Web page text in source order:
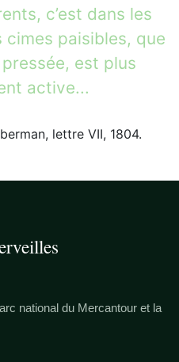
c’est dans les
cimes paisibles, que
est plus
active...
lettre VII, 1804.
national du Mercantour et la